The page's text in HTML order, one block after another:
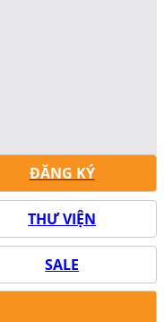
ĐĂNG KÝ
THƯ VIỆN
SALE